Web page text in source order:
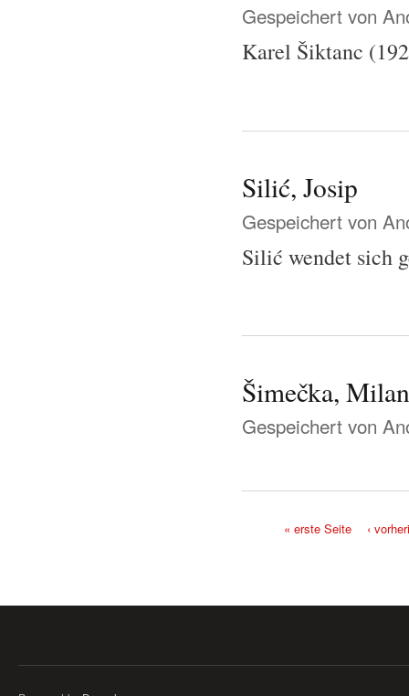
Gespeichert von
Karel Šiktanc
Silić, Josip
Gespeichert von
Silić wendet sich
Šimečka,
Gespeichert von
« erste Seite ‹